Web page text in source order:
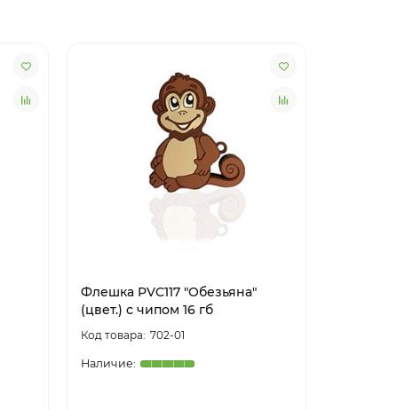
Флешка PVC117 "Обезьяна"
(цвет.) с чипом 16 гб
702-01